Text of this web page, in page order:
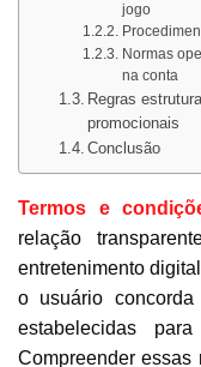
jogo
Normas
na conta
Regras
promocionais
Conclusão
Termos e
relação
entretenimento
o usuário concorda
estabelecidas
Compreender essas